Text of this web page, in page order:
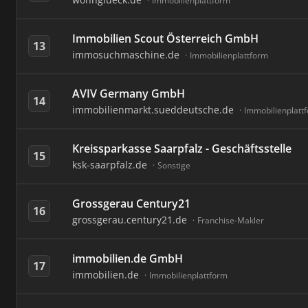
13 Immobilien Scout Österreich GmbH
immosuchmaschine.de Immobilienplattform
14 AVIV Germany GmbH
immobilienmarkt.sueddeutsche.de
15 Kreissparkasse Saarpfalz - Geschäftsstelle
ksk-saarpfalz.de Sonstige
16 Grossgerau Century21
grossgerau.century21.de Franchise-Makler
17 immobilien.de GmbH
immobilien.de Immobilienplattform